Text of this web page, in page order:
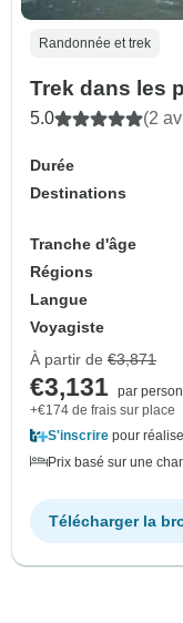
Randonnée et trek
Trek dans les
5.0 (2
Durée
Destinations
Tranche d'âge
Régions
Langue
Voyagiste
À partir de €3,871
€3,131 par
+€174 de frais sur place
S'inscrire pour
Prix basé sur une
Télécharger la